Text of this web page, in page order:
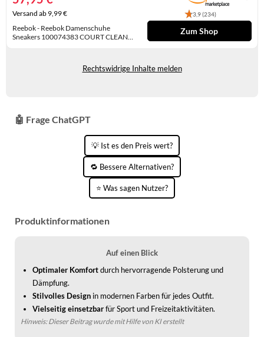
KINDERSCHUHE
LAUFSCHUHE
SANDALEN
SCHUHZUBEHÖR
STIEFELETTEN
WINTERSCHUHE
STRANDTASCHEN
TASCHEN-ZUBEHÖR
Reebok - Reebok Damenschuhe
Sneakers 100074383 COURT CLEAN
3,9 (234)
Versand ab 9,99 €
Zum Shop
Rechtswidrige Inhalte melden
🤖 Frage ChatGPT
💡 Ist es den Preis wert?
🔁 Bessere Alternativen?
⭐ Was sagen Nutzer?
Produktinformationen
Auf einen Blick
Optimaler Komfortdurch hervorragende Polsterung und
Dämpfung.
Stilvolles Design in modernen Farben für jedes Outfit.
Vielseitig einsetzbarfür Sport und Freizeitaktivitäten.
Hinweis: Dieser Beitrag wurde mit Hilfe von KI erstellt